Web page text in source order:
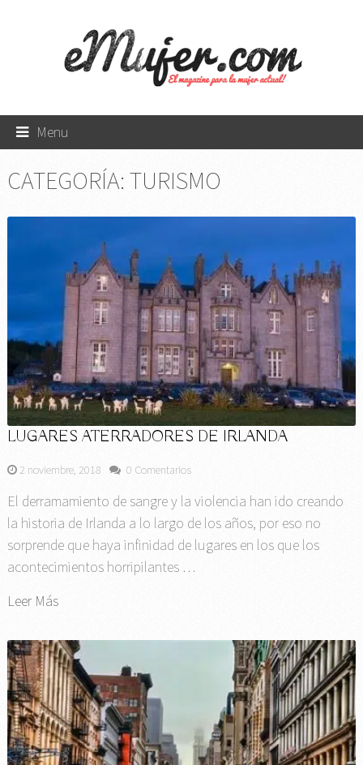
Menu
CATEGORÍA: TURISMO
LUGARES ATERRADORES DE IRLANDA
2 noviembre, 2018 0 Comentarios
El derramamiento de sangre y la violencia han ido creando
la historia de Irlanda a lo largo de los años, por eso no
sorprende que haya infinidad de lugares en los que los
acontecimientos horripilantes …
Leer Más